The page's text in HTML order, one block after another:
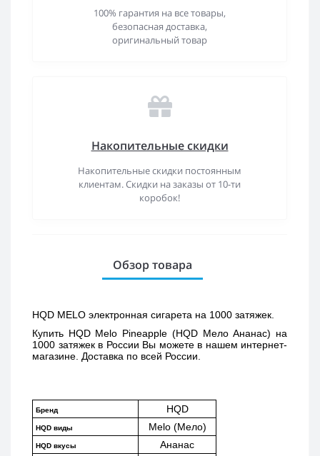
100% гарантия на все товары,
безопасная доставка,
оригинальный товар
Накопительные скидки
Накопительные скидки постоянным
клиентам. Скидки на заказы от 10-ти
коробок!
Обзор товара
HQD MELO электронная сигарета на 1000 затяжек.
Купить HQD Melo Pineapple (HQD Мело Ананас) на
1000 затяжек в России Вы можете в нашем интернет-
магазине. Доставка по всей России.
Бренд HQD
HQD виды Melo (Мело)
HQD вкусы Ананас